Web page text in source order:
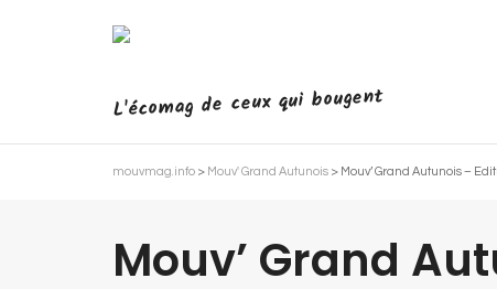
L'écomag de ceux qui bougent
mouvmag.info > Mouv' Grand Autunois > Mouv’ Grand Autunois –
Mouv’ Grand